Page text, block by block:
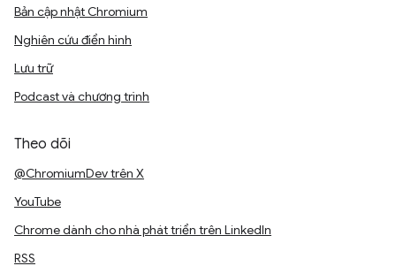
Bản cập nhật Chromium
Nghiên cứu điển hình
Lưu trữ
Podcast và chương trình
Theo dõi
@ChromiumDev trên X
YouTube
Chrome dành cho nhà phát triển trên LinkedIn
RSS